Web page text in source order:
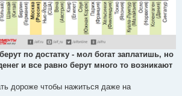
по достатку - мол богат заплатишь, но
и все равно берут много то возникают
дороже чтобы нажиться даже на